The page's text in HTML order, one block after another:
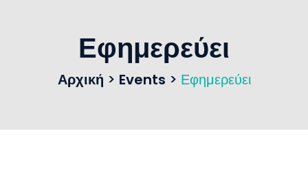
Εφημερεύει
Αρχική > Events > Εφημερεύει